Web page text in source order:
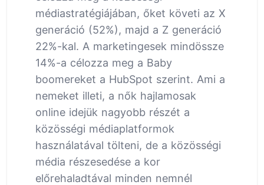
médiastratégiájában, őket követi az X
generáció (52%), majd a Z generáció
22%-kal. A marketingesek mindössze
14%-a célozza meg a Baby
boomereket a HubSpot szerint. Ami a
nemeket illeti, a nők hajlamosak
online idejük nagyobb részét a
közösségi médiaplatformok
használatával tölteni, de a közösségi
média részesedése a kor
előrehaladtával minden nemnél